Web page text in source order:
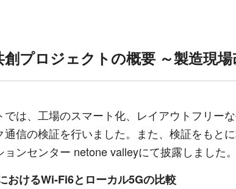
創プロジェクトの概要 ～製造現
は、工場のスマート化、レイアウトフリーな
信の検証を行いました。また、検証をもと
ョンセンター netone valleyにて披露しました。
おけるWi-Fi6とローカル5Gの比較